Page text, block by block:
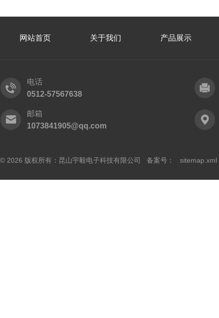
网站首页 关于我们 产品展示
电话
0512-57567638
邮箱
1073841905@qq.com
© 2026 版权所有：昆山宇毅电子科技有限公司 备案号： sitemap.xml